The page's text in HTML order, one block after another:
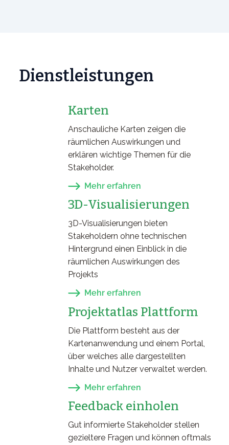
Dienstleistungen
Karten
Anschauliche Karten zeigen die
räumlichen Auswirkungen und
erklären wichtige Themen für die
Stakeholder.
Mehr erfahren
3D-Visualisierungen
3D-Visualisierungen bieten
Stakeholdern ohne technischen
Hintergrund einen Einblick in die
räumlichen Auswirkungen des
Projekts
Mehr erfahren
Projektatlas Plattform
Die Plattform besteht aus der
Kartenanwendung und einem Portal,
über welches alle dargestellten
Inhalte und Nutzer verwaltet werden.
Mehr erfahren
Feedback einholen
Gut informierte Stakeholder stellen
gezieltere Fragen und können oftmals